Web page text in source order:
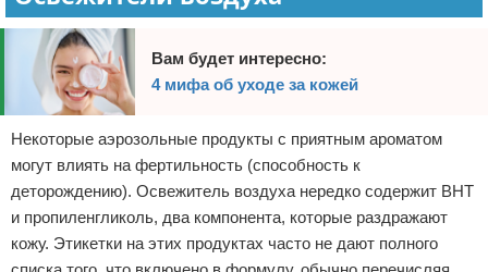
Вам будет интересно:
4 мифа об уходе за кожей
Некоторые аэрозольные продукты с приятным ароматом
могут влиять на фертильность (способность к
деторождению). Освежитель воздуха нередко содержит BHT
и пропиленгликоль, два компонента, которые раздражают
кожу. Этикетки на этих продуктах часто не дают полного